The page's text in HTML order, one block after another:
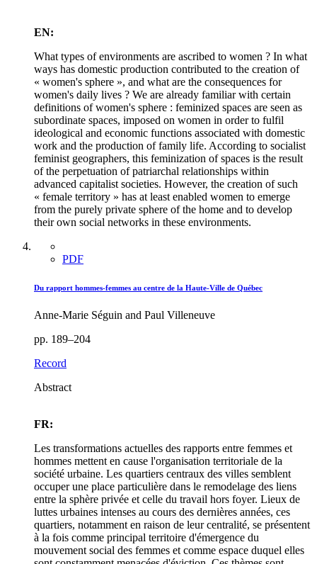
EN:
What types of environments are ascribed to women ? In what
ways has domestic production contributed to the creation of
« women's sphere », and what are the consequences for
women's daily lives ? We are already familiar with certain
definitions of women's sphere : feminized spaces are seen as
subordinate spaces, imposed on women in order to fulfil
ideological and economic functions associated with domestic
work and the production of family life. According to socialist
feminist geographers, this feminization of spaces is the result
of the perpetuation of patriarchal relationships within
advanced capitalist societies. However, the creation of such
« female territory » has at least enabled women to emerge
from the purely private sphere of the home and to develop
their own social networks in these environments.
PDF
Du rapport hommes-femmes au centre de la Haute-Ville de Québec
Anne-Marie Séguin and Paul Villeneuve
pp. 189–204
Record
Abstract
FR:
Les transformations actuelles des rapports entre femmes et
hommes mettent en cause l'organisation territoriale de la
société urbaine. Les quartiers centraux des villes semblent
occuper une place particulière dans le remodelage des liens
entre la sphère privée et celle du travail hors foyer. Lieux de
luttes urbaines intenses au cours des dernières années, ces
quartiers, notamment en raison de leur centralité, se présentent
à la fois comme principal territoire d'émergence du
mouvement social des femmes et comme espace duquel elles